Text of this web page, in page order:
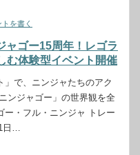
トを書く
ャゴー15周年！レゴラ
む体験型イベント開催
」で、ニンジャたちのアク
ンジャゴー」の世界観を全
ー・フル・ニンジャ トレー
日…